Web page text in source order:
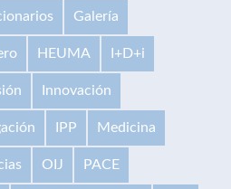
Galería
HEUMA I+D+i
Innovación
IPP Medicina
OIJ PACE